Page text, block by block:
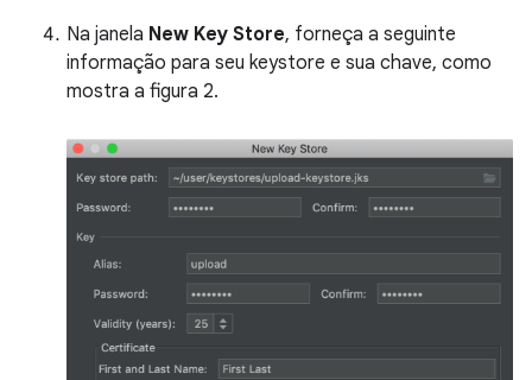
Na janela New Key Store, forneça a seguinte
informação para seu keystore e sua chave, como
mostra a figura 2.